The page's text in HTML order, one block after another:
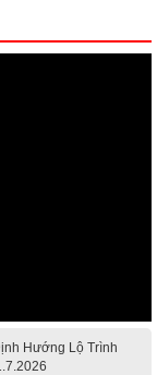
Hướng Lộ Trình